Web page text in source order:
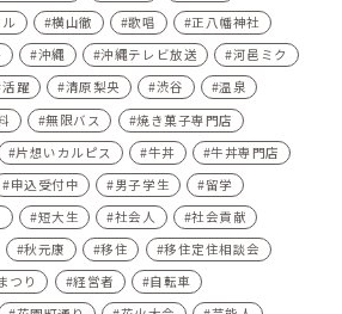
横山徹 歌唱
正八幡神社
沖縄 沖縄テレビ放送
河⾢ミク
活躍 清原梨央 渋谷
温泉
無限バス
焼き菓子専門店
片想いカルピス 牛丼
牛丼専門店
申込受付中 男子学生
留学
短大生 社会人
社会貢献
秋元康 移住
移住定住相談会
つり
経営者
自転車